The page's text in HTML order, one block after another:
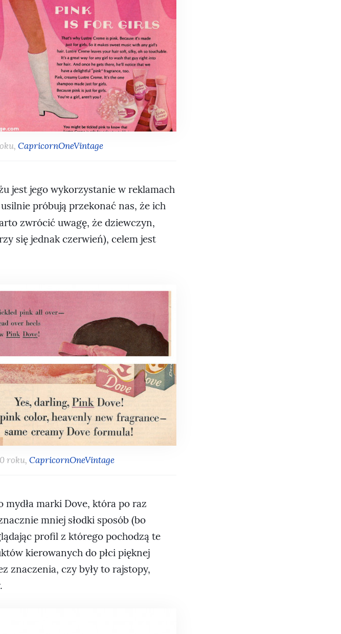
CapricornOneVintage
jest jego wykorzystanie w reklamach
próbują przekonać nas, że ich
zwrócić uwagę, że dziewczyn,
się jednak czerwień), celem jest
roku, CapricornOneVintage
mydła marki Dove, która po raz
mniej słodki sposób (bo
profil z którego pochodzą te
kierowanych do płci pięknej
znaczenia, czy były to rajstopy,